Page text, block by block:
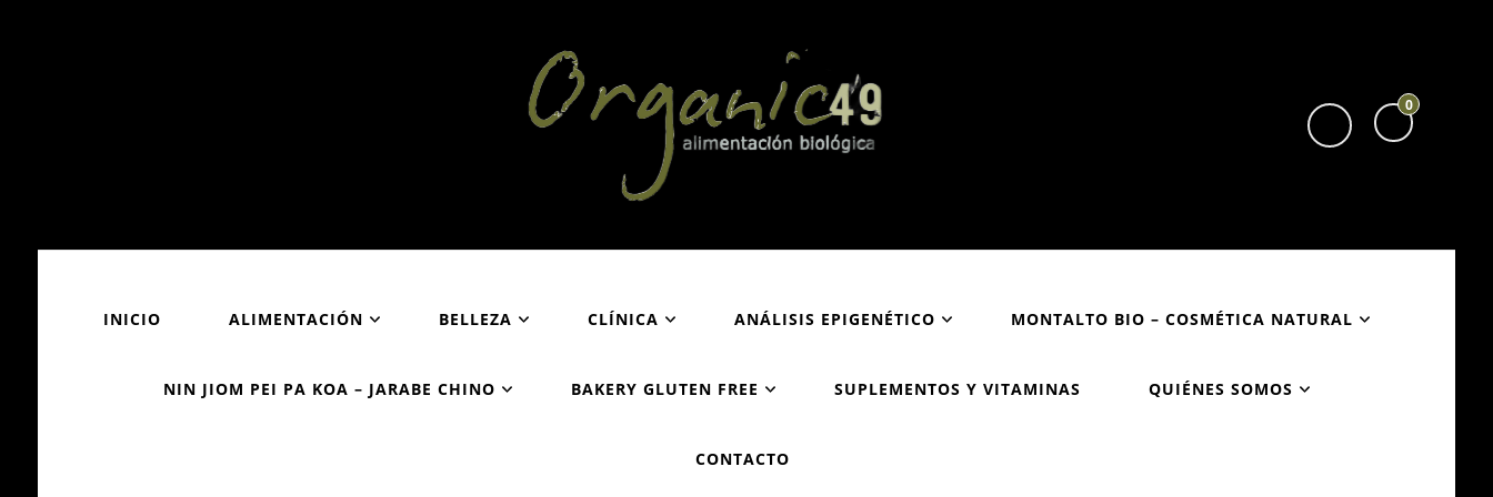
Organic49
Tu supermercado biológico y ecológico en San Sebastián
0
INICIO ALIMENTACIÓN BELLEZA CLÍNICA ANÁLISIS EPIGENÉTICO MONTALTO BIO – COSMÉTICA NATURAL
NIN JIOM PEI PA KOA – JARABE CHINO BAKERY GLUTEN FREE SUPLEMENTOS Y VITAMINAS QUIÉNES SOMOS
CONTACTO